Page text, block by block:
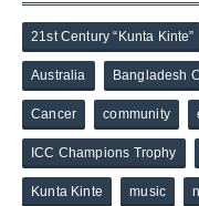
21st Century “Kunta Kinte”
Australia Bangladesh
Cancer community
ICC Champions Trophy
Kunta Kinte music